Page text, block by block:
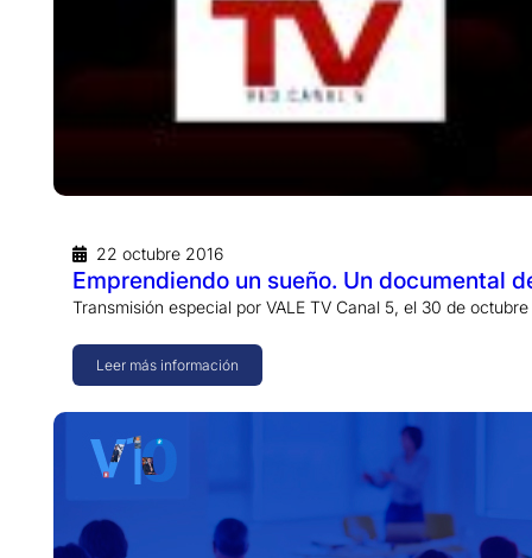
22 octubre 2016
Emprendiendo un sueño. Un documental
Transmisión especial por VALE TV Canal 5, el 30 de
Leer más información